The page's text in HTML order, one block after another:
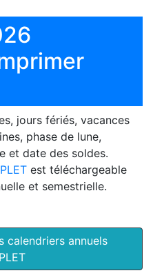
jours fériés, vacances
phase de lune,
et date des soldes.
est téléchargeable
et semestrielle.
calendriers annuels